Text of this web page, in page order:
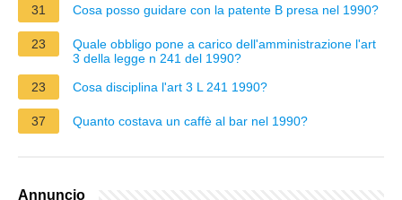
31 Cosa posso guidare con la patente B presa nel 1990?
23
Quale obbligo pone a carico dell'amministrazione l'art
3 della legge n 241 del 1990?
23
Cosa disciplina l'art 3 L 241 1990?
37 Quanto costava un caffè al bar nel 1990?
Annuncio